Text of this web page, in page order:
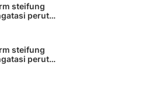
steifung
perut
steifung
perut